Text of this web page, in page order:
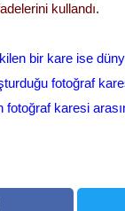
kullandı.
bir kare ise
fotoğraf
fotoğraf karesi